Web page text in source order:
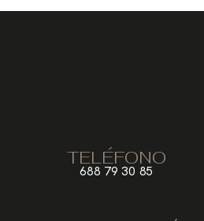
TELÉFONO
688 79 30 85